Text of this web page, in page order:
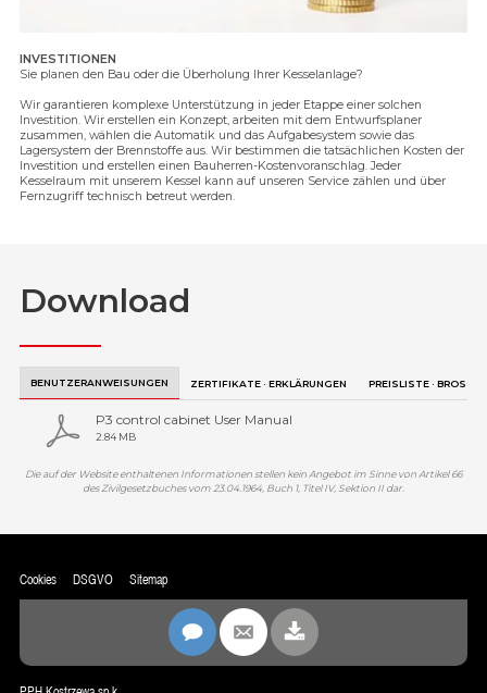
INVESTITIONEN
Sie planen den Bau oder die Überholung Ihrer Kesselanlage?
Wir garantieren komplexe Unterstützung in jeder Etappe einer solchen
Investition. Wir erstellen ein Konzept, arbeiten mit dem Entwurfsplaner
zusammen, wählen die Automatik und das Aufgabesystem sowie das
Lagersystem der Brennstoffe aus. Wir bestimmen die tatsächlichen Kosten der
Investition und erstellen einen Bauherren-Kostenvoranschlag. Jeder
Kesselraum mit unserem Kessel kann auf unseren Service zählen und über
Fernzugriff technisch betreut werden.
Download
BENUTZERANWEISUNGEN ZERTIFIKATE · ERKLÄRUNGEN PREISLISTE ·
P3 control cabinet User Manual
2.84 MB
Die auf der Website enthaltenen Informationen stellen kein Angebot im Sinne von Artikel 66
des Zivilgesetzbuches vom 23.04.1964, Buch 1, Titel IV, Sektion II dar.
Cookies DSGVO Sitemap